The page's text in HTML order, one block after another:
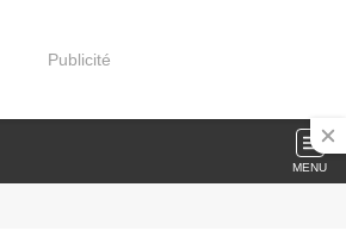
Publicité
MENU